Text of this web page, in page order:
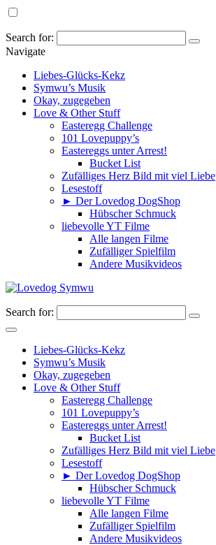
Search for:
Navigate
Liebes-Glücks-Kekz
Symwu’s Musik
Okay, zugegeben
Love & Other Stuff
Easteregg Challenge
101 Lovepuppy’s
Eastereggs unter Arrest!
Bucket List
Zufälliges Herz Bild mit viel Liebe
Lesestoff
► Der Lovedog DogShop
Hübscher Schmuck
liebevolle YT Filme
Alle langen Filme
Zufälliger Spielfilm
Andere Musikvideos
Search for:
Liebes-Glücks-Kekz
Symwu’s Musik
Okay, zugegeben
Love & Other Stuff
Easteregg Challenge
101 Lovepuppy’s
Eastereggs unter Arrest!
Bucket List
Zufälliges Herz Bild mit viel Liebe
Lesestoff
► Der Lovedog DogShop
Hübscher Schmuck
liebevolle YT Filme
Alle langen Filme
Zufälliger Spielfilm
Andere Musikvideos